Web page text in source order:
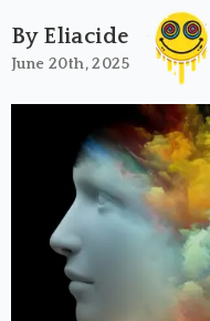
By Eliacide
June 20th, 2025